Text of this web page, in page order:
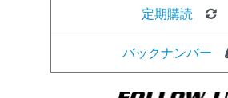
定期購読
バックナンバー